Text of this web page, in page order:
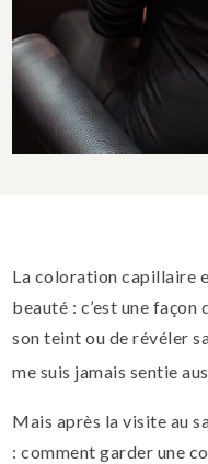
La coloration capillaire
beauté : c’est une
son teint ou de révéler
me suis jamais sentie
Mais après la visite au
: comment garder une